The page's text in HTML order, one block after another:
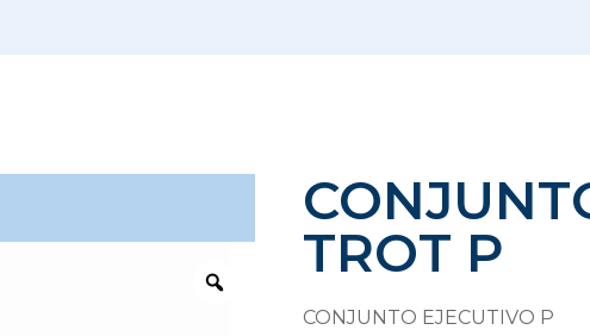
TROT P
CONJUNTO EJECUTIVO P